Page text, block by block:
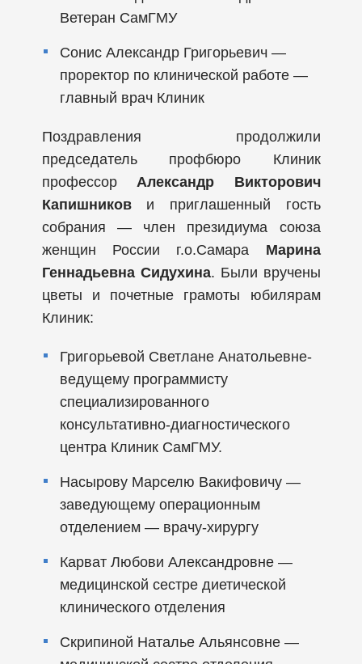
Ветеран СамГМУ
Сонис Александр Григорьевич —
проректор по клинической работе —
главный врач Клиник
Поздравления продолжили
председатель профбюро Клиник
профессор Александр Викторович
Капишников и приглашенный гость
собрания — член президиума союза
женщин России г.о.Самара Марина
Геннадьевна Сидухина. Были вручены
цветы и почетные грамоты юбилярам
Клиник:
Григорьевой Светлане Анатольевне-
ведущему программисту
специализированного
консультативно-диагностического
центра Клиник СамГМУ.
Насырову Марселю Вакифовичу —
заведующему операционным
отделением — врачу-хирургу
Карват Любови Александровне —
медицинской сестре диетической
клинического отделения
Скрипиной Наталье Альянсовне —